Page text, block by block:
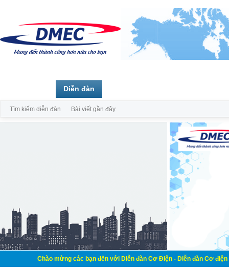
Chào mừng các bạn đến với Diễn đàn Cơ Điện - Diễn đàn Cơ điện là nơi
Diễn đàn
Tìm kiếm diễn đàn Bài viết gần đây